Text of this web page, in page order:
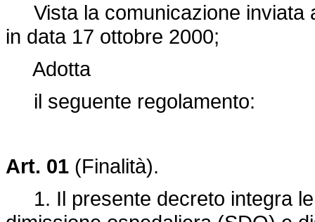
Vista la comunicazione inviata
in data 17 ottobre 2000;
Adotta
il seguente regolamento:
Art. 01 (Finalità).
1. Il presente decreto integra